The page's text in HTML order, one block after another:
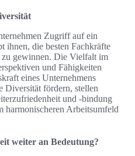
Zugriff auf ein
ihnen, die besten Fachkräfte
zu gewinnen. Die Vielfalt im
und Fähigkeiten
eines Unternehmens
Diversität fördern, stellen
und -bindung
harmonischeren Arbeitsumfeld
weiter an Bedeutung?